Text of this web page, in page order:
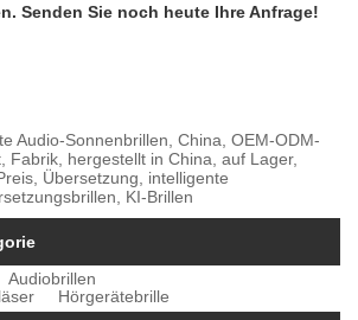
Senden Sie noch heute Ihre Anfrage!
Audio-Sonnenbrillen, China, OEM-ODM-
Fabrik, hergestellt in China, auf Lager,
Übersetzung, intelligente
KI-Brillen
Audiobrillen
Hörgerätebrille